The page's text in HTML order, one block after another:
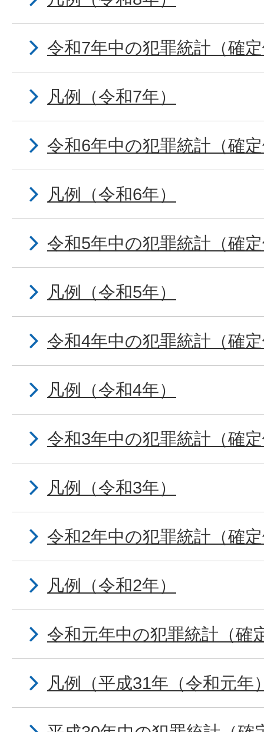
令和7年中の犯罪統計（確
凡例（令和7年）
令和6年中の犯罪統計（確
凡例（令和6年）
令和5年中の犯罪統計（確
凡例（令和5年）
令和4年中の犯罪統計（確
凡例（令和4年）
令和3年中の犯罪統計（確
凡例（令和3年）
令和2年中の犯罪統計（確
凡例（令和2年）
令和元年中の犯罪統計（確
凡例（平成31年（令和元年